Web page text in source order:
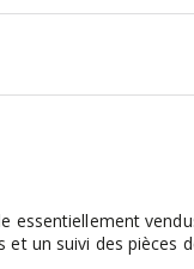
un suivi des pièces